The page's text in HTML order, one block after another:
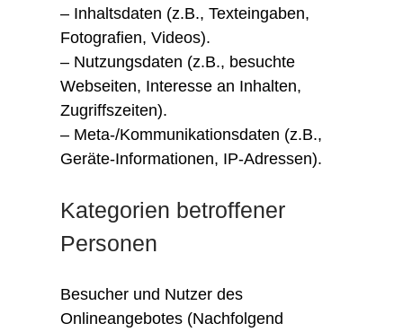
– Inhaltsdaten (z.B., Texteingaben,
Fotografien, Videos).
– Nutzungsdaten (z.B., besuchte
Webseiten, Interesse an Inhalten,
Zugriffszeiten).
– Meta-/Kommunikationsdaten (z.B.,
Geräte-Informationen, IP-Adressen).
Kategorien betroffener
Personen
Besucher und Nutzer des
Onlineangebotes (Nachfolgend